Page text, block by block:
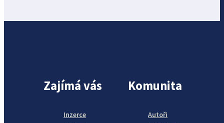
Zajímá vás
Inzerce
Komunita
Autoři